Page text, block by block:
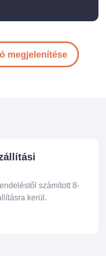
megjelenítése
számított 8-
kerül.